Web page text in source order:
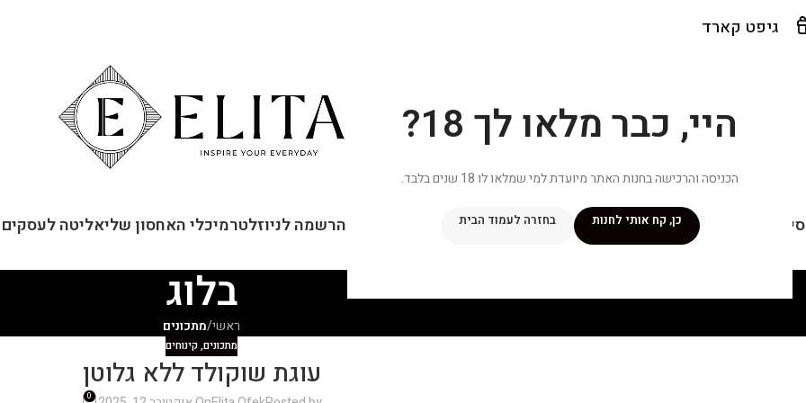
היי, כבר מלאו לך 18?
הכניסה והרכישה בחנות האתר מיועדת למי שמלאו לו 18 שנים בלבד.
כן, קח אותי לחנות בחזרה לעמוד הבית
גיפט קארד
שלי מתכוניםמנוי ״אליטה פלוס״חנותפרסומים במדיה הרשמה לניוזלטרמיכלי האחסון שליאליטה לעסקים
בלוג
ראשי/מתכונים
מתכונים,קינוחים
עוגת שוקולד ללא גלוטן
0